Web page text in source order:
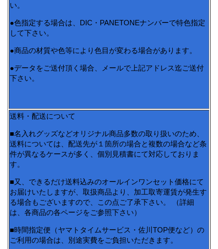
い。
●色指定する場合は、DIC・PANETONEナンバーで特色指定
して下さい。
●商品の材質や色等により色目が変わる場合があります。
●データをご送付頂く場合、メールで上記アドレス迄ご送付
下さい。
送料・配送について
■名入れグッズなどオリジナル商品多数の取り扱いのため、
送料については、配送先が１箇所の場合と複数の場合など条
件が異なるケースが多く、個別見積書にて対応しておりま
す。
■又、できるだけ送料込みのオールインワンセット価格にて
お届けいたしますが、取扱商品より、加工取寄運賃が発生す
る場合もございますので、この点ご了承下さい。 （詳細
は、各商品の各ページをご参照下さい）
■時間指定便（ヤマトタイムサービス・佐川TOP便など）の
ご利用の場合は、別途実費をご負担いただきます。